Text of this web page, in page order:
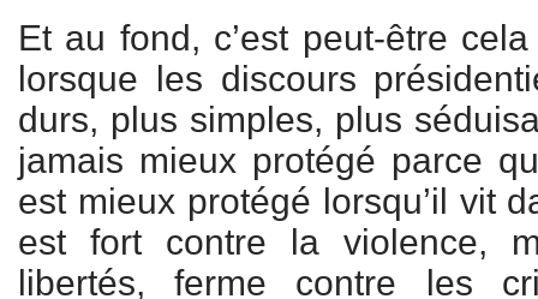
Et au fond, c’est peut-être
lorsque les discours
durs, plus simples, plus
jamais mieux protégé parce
est mieux protégé lorsqu’il vit
est fort contre la violence,
libertés, ferme contre les